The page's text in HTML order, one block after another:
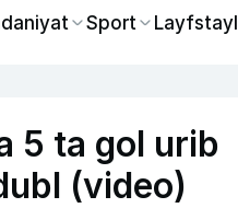
Sport Layfstayl
5 ta gol urib
(video)